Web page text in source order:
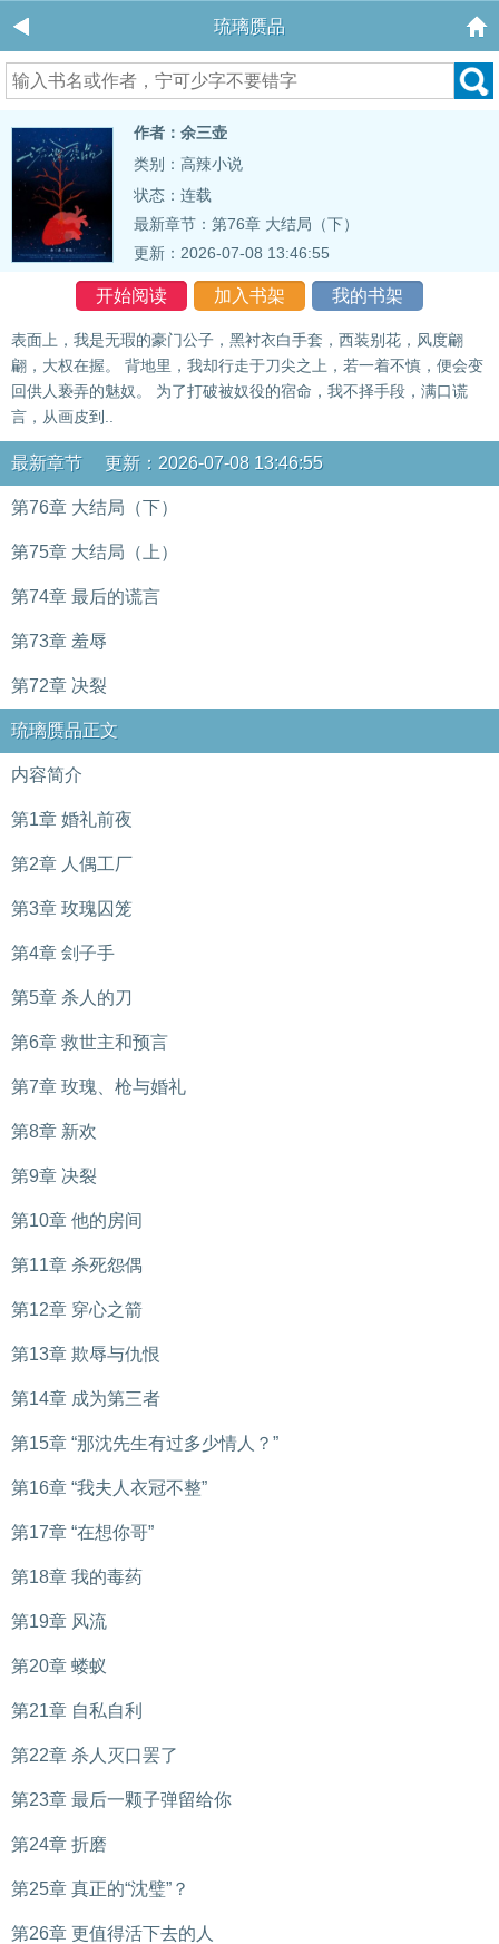
琉璃赝品
作者：余三壶
类别：高辣小说
状态：连载
最新章节： 第76章 大结局（下）
更新：2026-07-08 13:46:55
开始阅读 加入书架 我的书架
表面上，我是无瑕的豪门公子，黑衬衣白手套，西装别花，风度翩
翩，大权在握。 背地里，我却行走于刀尖之上，若一着不慎，便会变
回供人亵弄的魅奴。 为了打破被奴役的宿命，我不择手段，满口谎
言，从画皮到..
最新章节 更新：2026-07-08 13:46:55
第76章 大结局（下）
第75章 大结局（上）
第74章 最后的谎言
第73章 羞辱
第72章 决裂
琉璃赝品正文
内容简介
第1章 婚礼前夜
第2章 人偶工厂
第3章 玫瑰囚笼
第4章 刽子手
第5章 杀人的刀
第6章 救世主和预言
第7章 玫瑰、枪与婚礼
第8章 新欢
第9章 决裂
第10章 他的房间
第11章 杀死怨偶
第12章 穿心之箭
第13章 欺辱与仇恨
第14章 成为第三者
第15章 “那沈先生有过多少情人？”
第16章 “我夫人衣冠不整”
第17章 “在想你哥”
第18章 我的毒药
第19章 风流
第20章 蝼蚁
第21章 自私自利
第22章 杀人灭口罢了
第23章 最后一颗子弹留给你
第24章 折磨
第25章 真正的“沈璧”？
第26章 更值得活下去的人